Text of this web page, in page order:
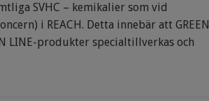
SVHC – kemikalier som vid
i REACH. Detta innebär att GREEN
LINE-produkter specialtillverkas och